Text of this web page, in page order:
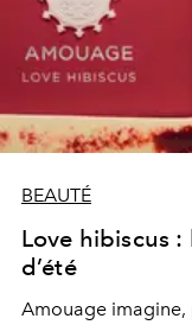
BEAUTÉ
Love hibiscus
d’été
Amouage imagine,